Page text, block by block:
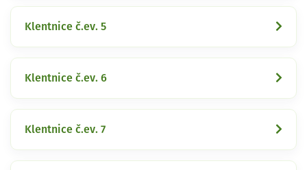
Klentnice č.ev. 5
Klentnice č.ev. 6
Klentnice č.ev. 7